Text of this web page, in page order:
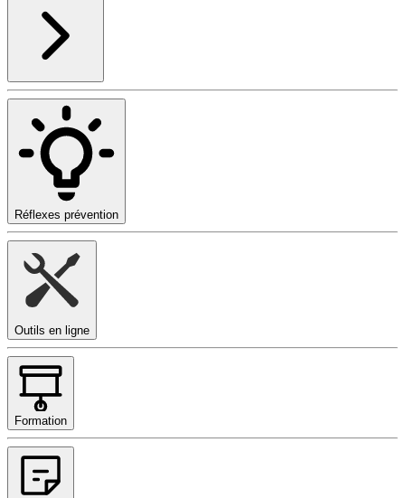
Réflexes prévention
Outils en ligne
Formation